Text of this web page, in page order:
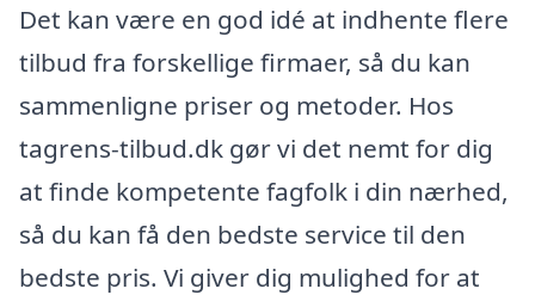
Det kan være en god idé at indhente flere
tilbud fra forskellige firmaer, så du kan
sammenligne priser og metoder. Hos
tagrens-tilbud.dk gør vi det nemt for dig
at finde kompetente fagfolk i din nærhed,
så du kan få den bedste service til den
bedste pris. Vi giver dig mulighed for at